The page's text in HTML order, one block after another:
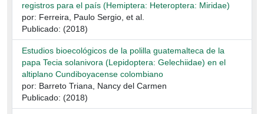
registros para el país (Hemiptera: Heteroptera: Miridae)
por: Ferreira, Paulo Sergio, et al.
Publicado: (2018)
Estudios bioecológicos de la polilla guatemalteca de la
papa Tecia solanivora (Lepidoptera: Gelechiidae) en el
altiplano Cundiboyacense colombiano
por: Barreto Triana, Nancy del Carmen
Publicado: (2018)